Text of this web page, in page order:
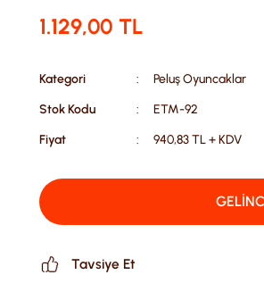
1.129,00 TL
Kategori
Peluş Oyuncaklar
Stok Kodu
ETM-92
Fiyat
940,83 TL + KDV
Tavsiye Et